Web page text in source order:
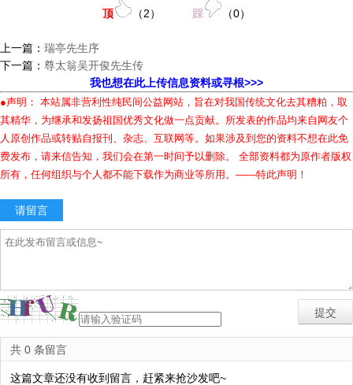
顶 （2） 踩 （0）
上一篇： 瑞亭先生序
下一篇： 尊太翁吴开俊先生传
我也想在此上传信息资料或寻根>>>
●声明： 本站属非营利性纯民间公益网站，旨在对我国传统文化去其糟粕，取
其精华，为继承和发扬祖国优秀文化做一点贡献。所发表的作品均来自网友个
人原创作品或转贴自报刊、杂志、互联网等。如果涉及到您的资料不想在此免
费发布，请来信告知，我们会在第一时间予以删除。 全部资料都为原作者版权
所有，任何组织与个人都不能下载作为商业等所用。——特此声明！
请留言
共 0 条留言
这篇文章还没有收到留言，赶紧来抢沙发吧~